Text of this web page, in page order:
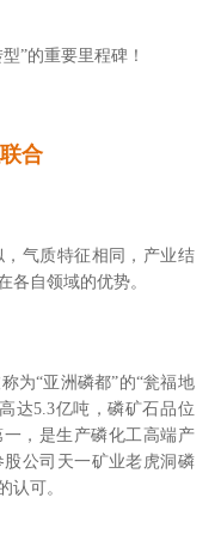
”的重要里程碑！
合
气质特征相同，产业结
各自领域的优势。
为“亚洲磷都”的“瓮福地
达5.3亿吨，磷矿石品位
，是生产磷化工高端产
公司天一矿业老虎洞磷
认可。